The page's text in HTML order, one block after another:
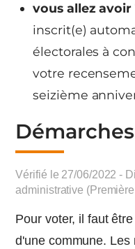
vous allez avoir
inscrit(e)
électorales à
votre
seizième
Vérifié le 27/06/2022 -
administrative
Pour voter, il faut
d'une commune. Les